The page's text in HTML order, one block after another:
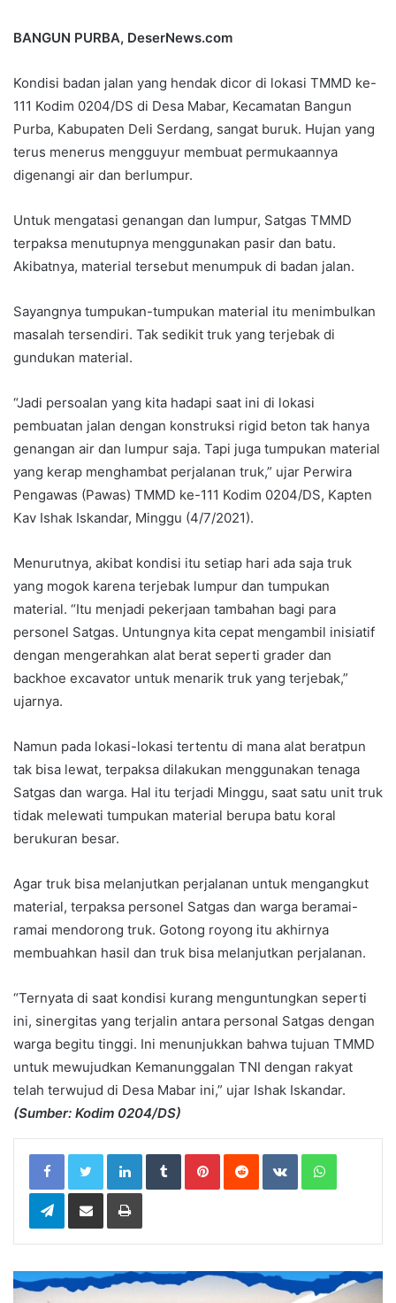
BANGUN PURBA, DeserNews.com
Kondisi badan jalan yang hendak dicor di lokasi TMMD ke-
111 Kodim 0204/DS di Desa Mabar, Kecamatan Bangun
Purba, Kabupaten Deli Serdang, sangat buruk. Hujan yang
terus menerus mengguyur membuat permukaannya
digenangi air dan berlumpur.
Untuk mengatasi genangan dan lumpur, Satgas TMMD
terpaksa menutupnya menggunakan pasir dan batu.
Akibatnya, material tersebut menumpuk di badan jalan.
Sayangnya tumpukan-tumpukan material itu menimbulkan
masalah tersendiri. Tak sedikit truk yang terjebak di
gundukan material.
“Jadi persoalan yang kita hadapi saat ini di lokasi
pembuatan jalan dengan konstruksi rigid beton tak hanya
genangan air dan lumpur saja. Tapi juga tumpukan material
yang kerap menghambat perjalanan truk,” ujar Perwira
Pengawas (Pawas) TMMD ke-111 Kodim 0204/DS, Kapten
Kav Ishak Iskandar, Minggu (4/7/2021).
Menurutnya, akibat kondisi itu setiap hari ada saja truk
yang mogok karena terjebak lumpur dan tumpukan
material. “Itu menjadi pekerjaan tambahan bagi para
personel Satgas. Untungnya kita cepat mengambil inisiatif
dengan mengerahkan alat berat seperti grader dan
backhoe excavator untuk menarik truk yang terjebak,”
ujarnya.
Namun pada lokasi-lokasi tertentu di mana alat beratpun
tak bisa lewat, terpaksa dilakukan menggunakan tenaga
Satgas dan warga. Hal itu terjadi Minggu, saat satu unit truk
tidak melewati tumpukan material berupa batu koral
berukuran besar.
Agar truk bisa melanjutkan perjalanan untuk mengangkut
material, terpaksa personel Satgas dan warga beramai-
ramai mendorong truk. Gotong royong itu akhirnya
membuahkan hasil dan truk bisa melanjutkan perjalanan.
“Ternyata di saat kondisi kurang menguntungkan seperti
ini, sinergitas yang terjalin antara personal Satgas dengan
warga begitu tinggi. Ini menunjukkan bahwa tujuan TMMD
untuk mewujudkan Kemanunggalan TNI dengan rakyat
telah terwujud di Desa Mabar ini,” ujar Ishak Iskandar.
(Sumber: Kodim 0204/DS)
LinkedIn Tumblr Pinterest Reddit VKontakte
Telegram Print